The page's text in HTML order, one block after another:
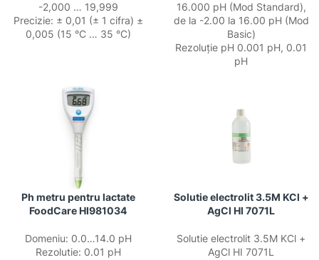
-2,000 … 19,999
Precizie: ± 0,01 (± 1 cifra) ±
0,005 (15 °C … 35 °C)
16.000 pH (Mod Standard),
de la -2.00 la 16.00 pH (Mod
Basic)
Rezoluție pH 0.001 pH, 0.01
pH
Ph metru pentru lactate
FoodCare HI981034
Domeniu: 0.0…14.0 pH
Rezolutie: 0.01 pH
Solutie electrolit 3.5M KCl +
AgCl HI 7071L
Solutie electrolit 3.5M KCl +
AgCl HI 7071L